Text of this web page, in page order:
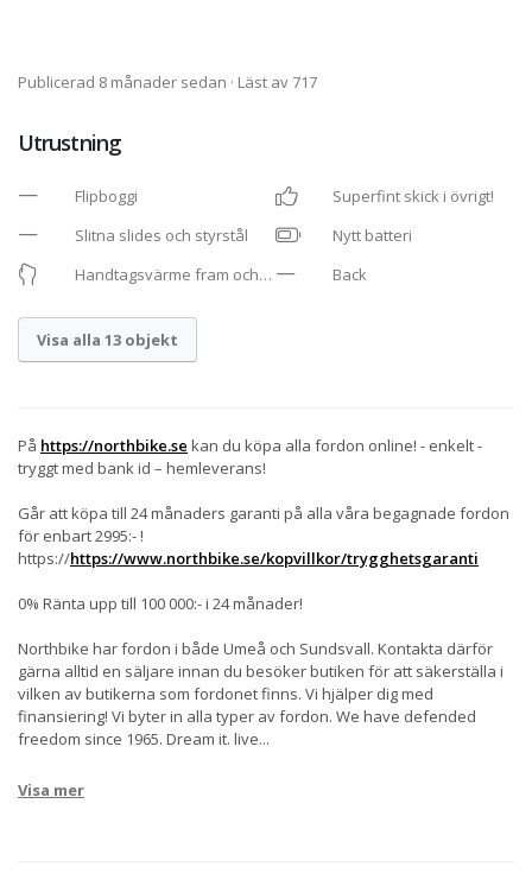
Publicerad 8 månader sedan · Läst av 717
Utrustning
Flipboggi
Superfint skick i övrigt!
Slitna slides och styrstål
Nytt batteri
Handtagsvärme fram och
Back
Visa alla 13 objekt
På https://northbike.se kan du köpa alla fordon online! - enkelt -
tryggt med bank id – hemleverans!
Går att köpa till 24 månaders garanti på alla våra begagnade fordon
för enbart 2995:- !
https://https://www.northbike.se/kopvillkor/trygghetsgaranti
0% Ränta upp till 100 000:- i 24 månader!
Northbike har fordon i både Umeå och Sundsvall. Kontakta därför
gärna alltid en säljare innan du besöker butiken för att säkerställa i
vilken av butikerna som fordonet finns. Vi hjälper dig med
finansiering! Vi byter in alla typer av fordon. We have defended
freedom since 1965. Dream it. live...
Visa mer